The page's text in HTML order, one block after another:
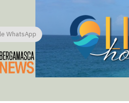
WhatsApp